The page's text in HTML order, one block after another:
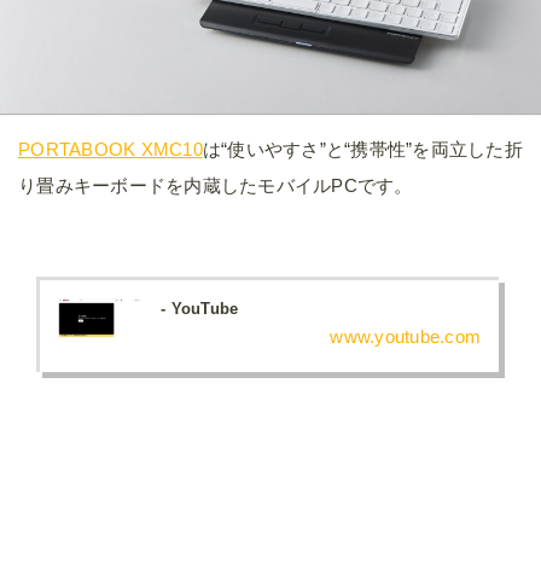
PORTABOOK XMC10は“使いやすさ”と“携帯性”を両立した折
り畳みキーボードを内蔵したモバイルPCです。
- YouTube
www.youtube.com